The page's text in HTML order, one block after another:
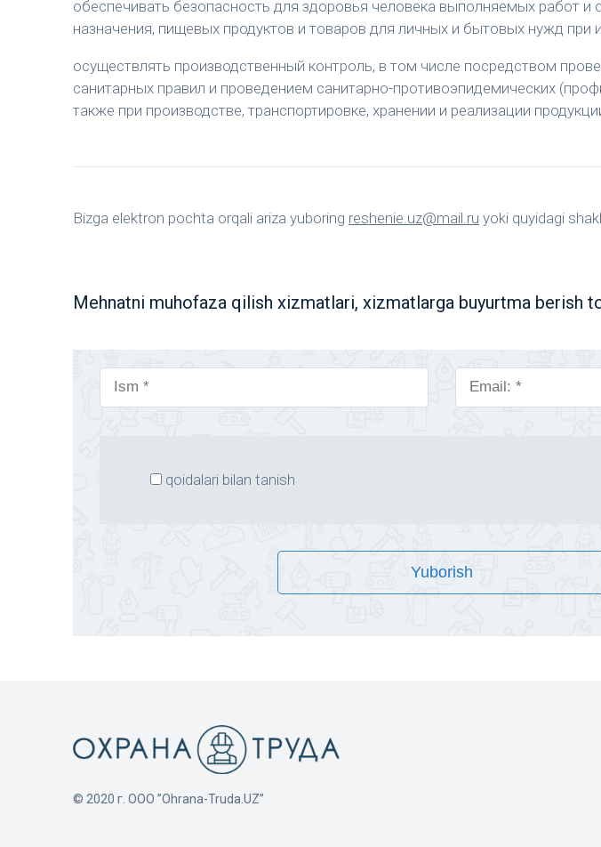
обеспечивать безопасность для здоровья человека выполняемых работ и
назначения, пищевых продуктов и товаров для личных и бытовых нужд при
осуществлять производственный контроль, в том числе посредством
санитарных правил и проведением санитарно-противоэпидемических
также при производстве, транспортировке, хранении и реализации
Bizga elektron pochta orqali ariza yuboring reshenie.uz@mail.ru yoki quyidagi
Mehnatni muhofaza qilish xizmatlari, xizmatlarga buyurtma berish
qoidalari bilan tanish
Yuborish
© 2020 г. ООО ”Ohrana-Truda.UZ”